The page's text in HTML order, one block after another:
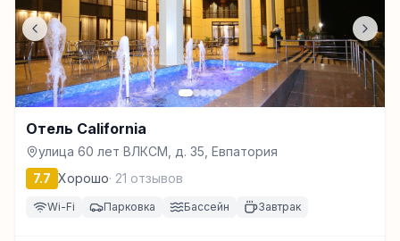
Отель California
улица 60 лет ВЛКСМ, д. 35, Евпатория
7.7 Хорошо· 21 отзывов
Wi-Fi Парковка Бассейн Завтрак